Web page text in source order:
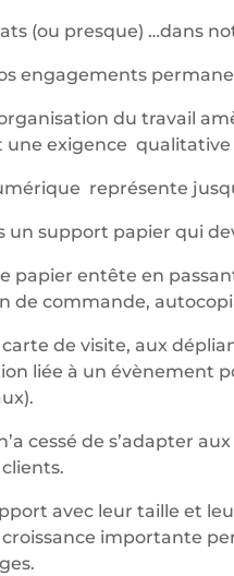
(ou presque) …dans
engagements
du travail
exigence qualitative
représente
support papier qui
entête en
de commande,
de visite, aux
liée à un évènement
cessé de s’adapter
avec leur taille et
importante